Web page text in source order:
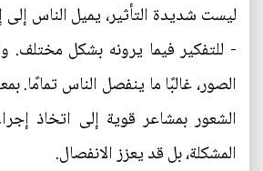
ليست شديدة التأثير، يميل الناس إلى
- للتفكير فيما يرونه بشكل مختلف.
الصور، غالبًا ما ينفصل الناس تمامًا.
الشعور بمشاعر قوية إلى اتخاذ
المشكلة، بل قد يعزز الانفصال.